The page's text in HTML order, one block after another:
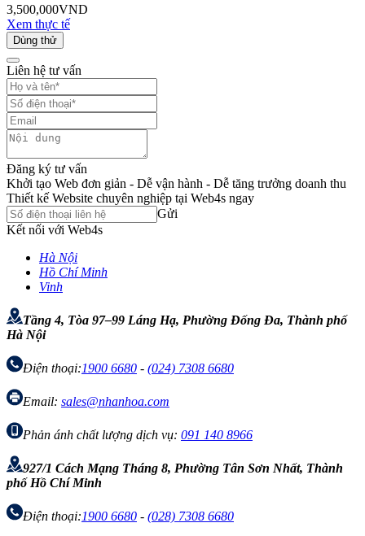
3,500,000VND
Xem thực tế
Dùng thử
Liên hệ tư vấn
Đăng ký tư vấn
Khởi tạo Web đơn giản - Dễ vận hành - Dễ tăng trưởng doanh thu
Thiết kế Website chuyên nghiệp tại Web4s ngay
Gửi
Kết nối với Web4s
Hà Nội
Hồ Chí Minh
Vinh
Tầng 4, Tòa 97–99 Láng Hạ, Phường Đống Đa, Thành phố
Hà Nội
Điện thoại:1900 6680 - (024) 7308 6680
Email: sales@nhanhoa.com
Phản ánh chất lượng dịch vụ: 091 140 8966
927/1 Cách Mạng Tháng 8, Phường Tân Sơn Nhất, Thành
phố Hồ Chí Minh
Điện thoại:1900 6680 - (028) 7308 6680